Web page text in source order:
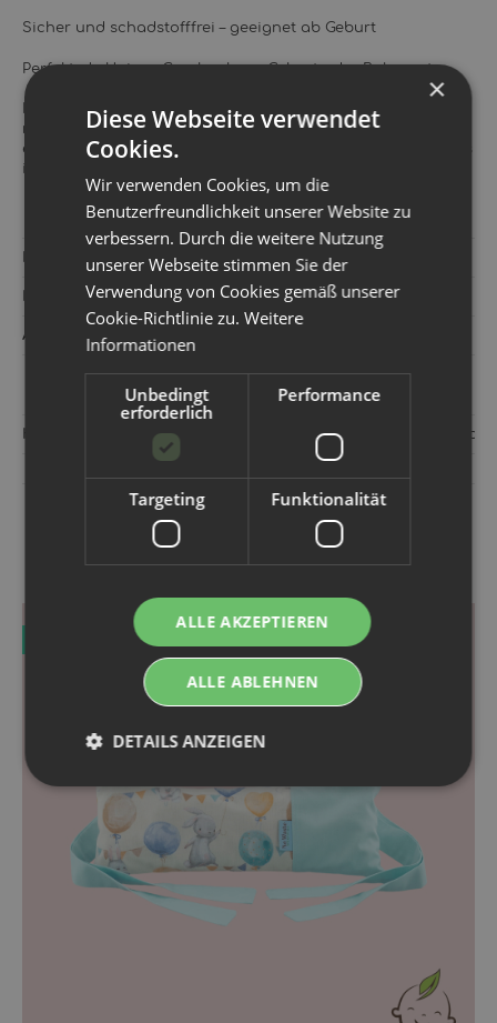
Sicher und schadstofffrei – geeignet ab Geburt
Perfekt als kleines Geschenk zur Geburt oder Babyparty
Der niedliche Greifling „Schnecke“ bietet Babys eine
natürliche und sichere Möglichkeit, die Welt spielerisch zu
entdecken. Ein liebevolles, hochwertiges Holzspielzeug, das
in keiner Erstausstattung fehlen darf.
Classic World
Kategorie: Spielzeug
Artikelnummer:
Classic Toys (Ningbo) Co., Ltd. No. 8 Xinrui Road
KUNDEN KAUFTEN DAZU FOLGENDE
×
Diese Webseite verwendet
Cookies.
Wir verwenden Cookies, um die
Benutzerfreundlichkeit unserer Website zu
verbessern. Durch die weitere Nutzung
unserer Webseite stimmen Sie der
Verwendung von Cookies gemäß unserer
Cookie-Richtlinie zu.Weitere
Informationen
Unbedingt
erforderlich
Performance
Targeting Funktionalität
ALLE AKZEPTIEREN
ALLE ABLEHNEN
DETAILS ANZEIGEN